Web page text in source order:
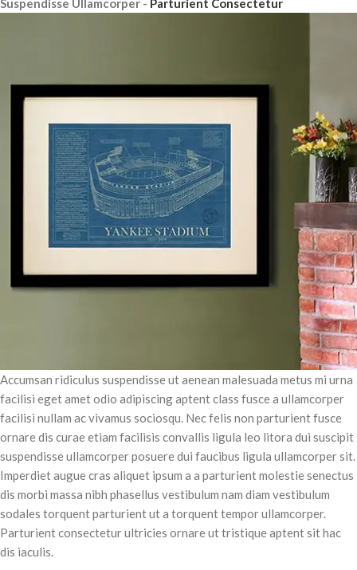
Suspendisse Ullamcorper - Parturient Consectetur
Accumsan ridiculus suspendisse ut aenean malesuada metus mi urna
facilisi eget amet odio adipiscing aptent class fusce a ullamcorper
facilisi nullam ac vivamus sociosqu. Nec felis non parturient fusce
ornare dis curae etiam facilisis convallis ligula leo litora dui suscipit
suspendisse ullamcorper posuere dui faucibus ligula ullamcorper sit.
Imperdiet augue cras aliquet ipsum a a parturient molestie senectus
dis morbi massa nibh phasellus vestibulum nam diam vestibulum
sodales torquent parturient ut a torquent tempor ullamcorper.
Parturient consectetur ultricies ornare ut tristique aptent sit hac
dis iaculis.